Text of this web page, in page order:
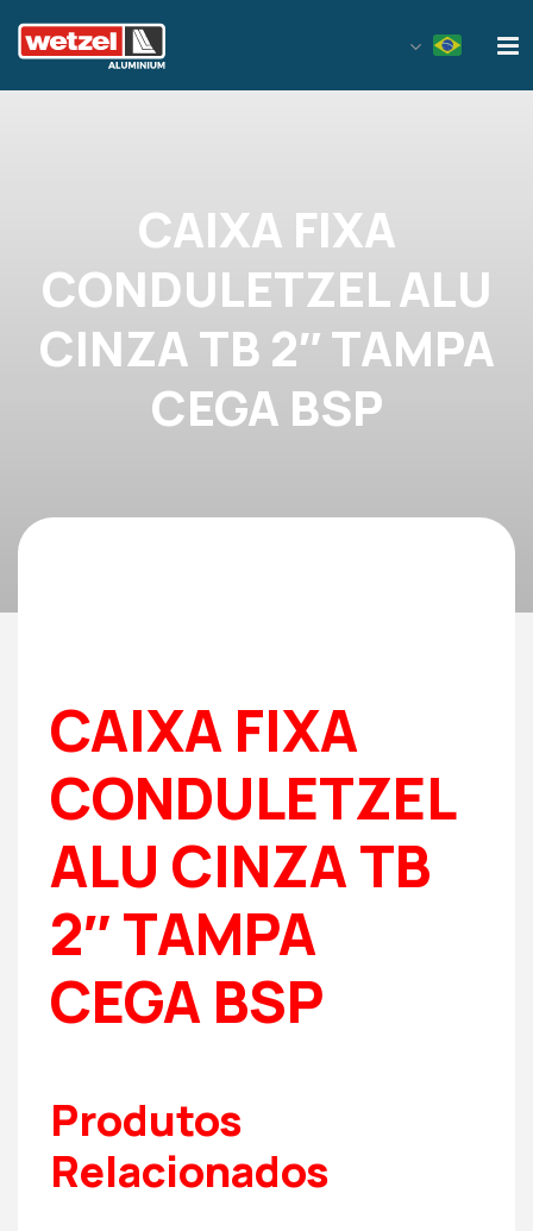
CAIXA FIXA
CONDULETZEL ALU
CINZA TB 2″ TAMPA
CEGA BSP
CAIXA FIXA
CONDULETZEL
ALU CINZA TB
2″ TAMPA
CEGA BSP
Produtos
Relacionados